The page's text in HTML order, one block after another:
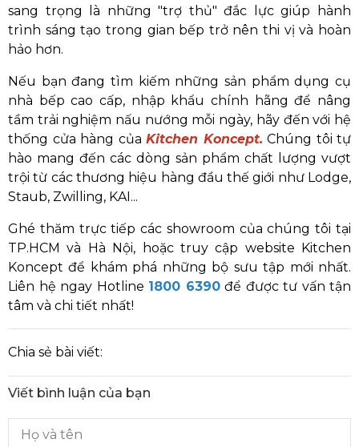
sang trọng là những "trợ thủ" đắc lực giúp hành
trình sáng tạo trong gian bếp trở nên thi vị và hoàn
hảo hơn.
Nếu bạn đang tìm kiếm những sản phẩm dụng cụ
nhà bếp cao cấp, nhập khẩu chính hãng để nâng
tầm trải nghiệm nấu nướng mỗi ngày, hãy đến với hệ
thống cửa hàng của Kitchen Koncept. Chúng tôi tự
hào mang đến các dòng sản phẩm chất lượng vượt
trội từ các thương hiệu hàng đầu thế giới như Lodge,
Staub, Zwilling, KAI...
Ghé thăm trực tiếp các showroom của chúng tôi tại
TP.HCM và Hà Nội, hoặc truy cập website Kitchen
Koncept để khám phá những bộ sưu tập mới nhất.
Liên hệ ngay Hotline 1800 6390để được tư vấn tận
tâm và chi tiết nhất!
Chia sẻ bài viết:
Viết bình luận của bạn